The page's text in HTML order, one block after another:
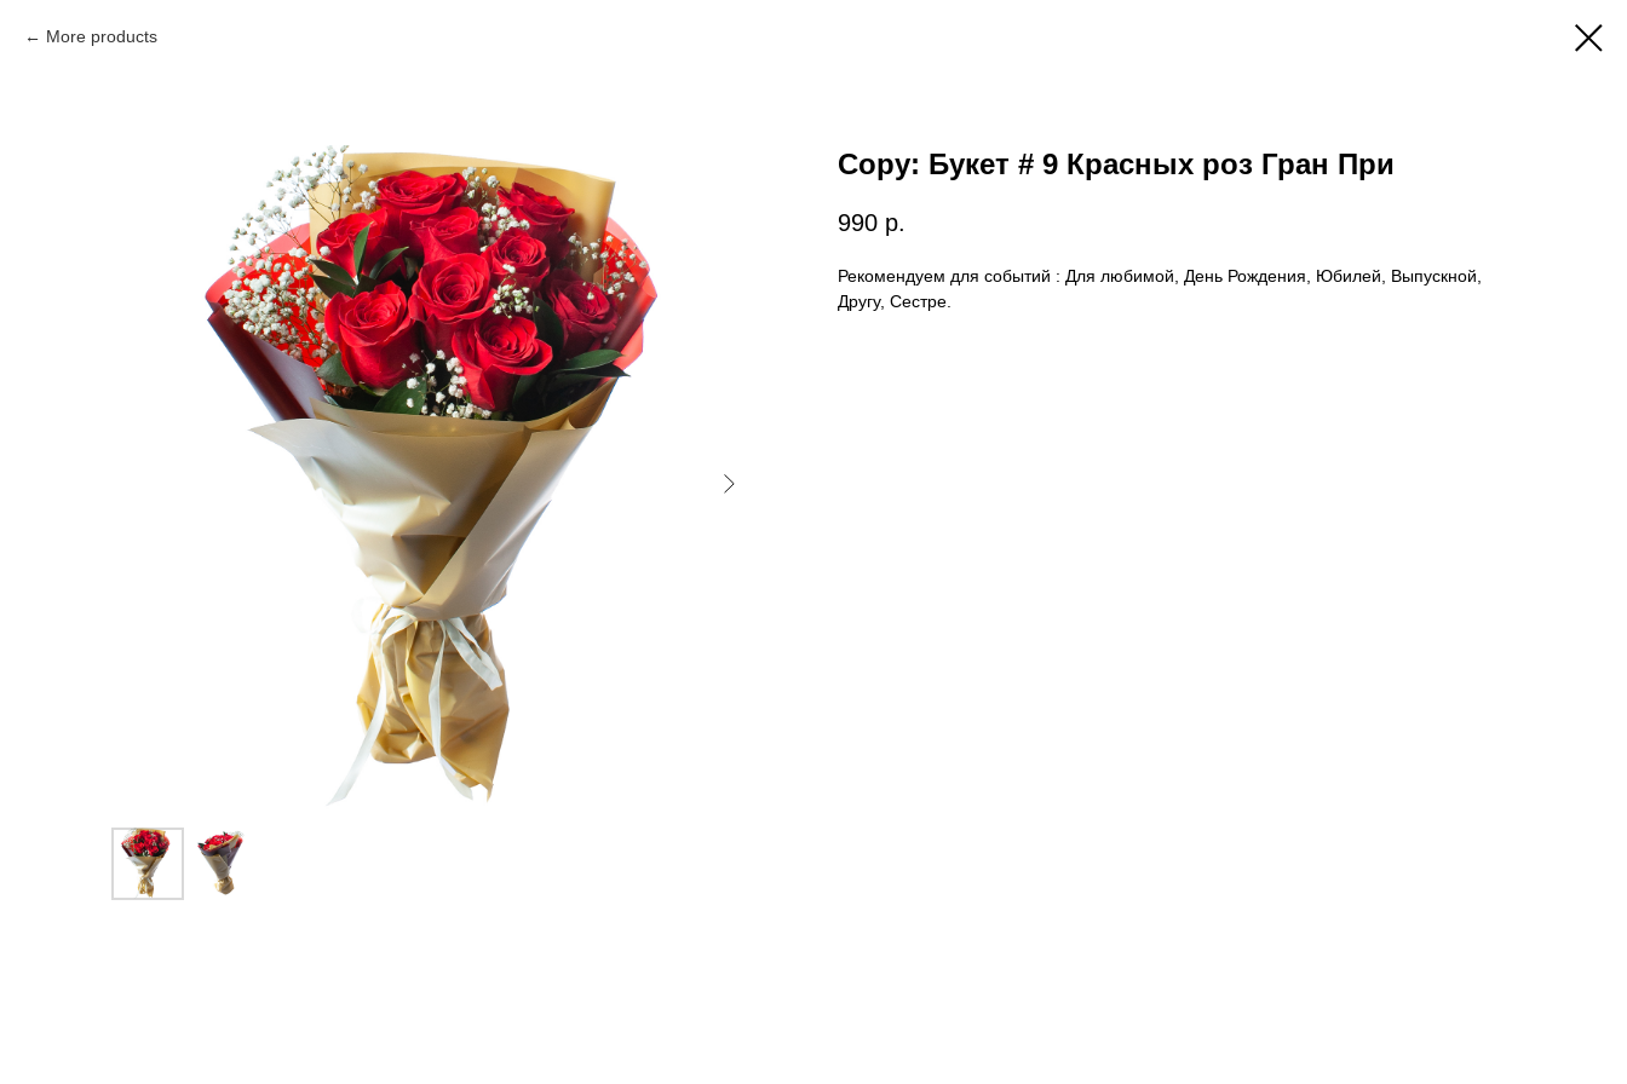
More products
Copy: Букет # 9 Красных роз Гран При
990 р.
Рекомендуем для событий : Для любимой, День Рождения, Юбилей, Выпускной,
Другу, Сестре.